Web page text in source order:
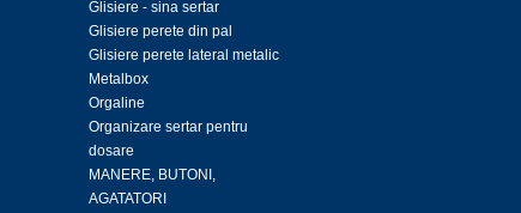
Glisiere - sina sertar
Glisiere perete din pal
Glisiere perete lateral metalic
Metalbox
Orgaline
Organizare sertar pentru
dosare
MANERE, BUTONI,
AGATATORI